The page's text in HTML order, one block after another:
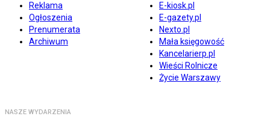
Reklama
Ogłoszenia
Prenumerata
Archiwum
E-kiosk.pl
E-gazety.pl
Nexto.pl
Mała księgowość
Kancelarierp.pl
Wieści Rolnicze
Życie Warszawy
NASZE WYDARZENIA